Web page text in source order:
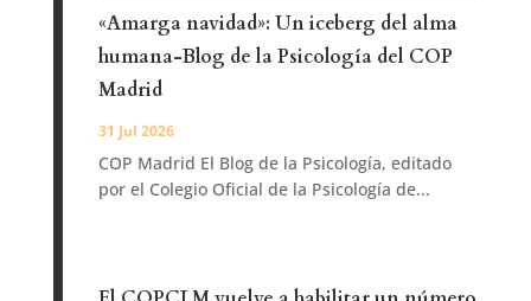
«Amarga navidad»: Un iceberg del alma
humana-Blog de la Psicología del COP
Madrid
31 Jul 2026
COP Madrid El Blog de la Psicología, editado
por el Colegio Oficial de la Psicología de...